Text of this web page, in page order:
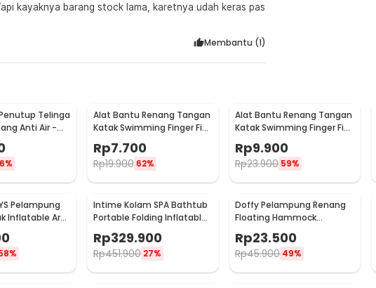
kayaknya barang stock lama, karetnya udah keras pas
Membantu (1)
Telinga
Anti Air -
Alat Bantu Renang Tangan
Katak Swimming Finger Fin
Rp7.700
Rp19.900 62%
Alat Bantu Renang Tangan
Katak Swimming Finger Fin
Rp9.900
Rp23.900 59%
Pelampung
Inflatable Arm
1 Pair - SX001
Intime Kolam SPA Bathtub
Portable Folding Inflatable
160x84x64cm - YT-038B
Rp329.900
Rp451.900 27%
Doffy Pelampung Renang
Floating Hammock
Inflatable Water Bed -
FDJ21
Rp23.500
Rp45.900 49%